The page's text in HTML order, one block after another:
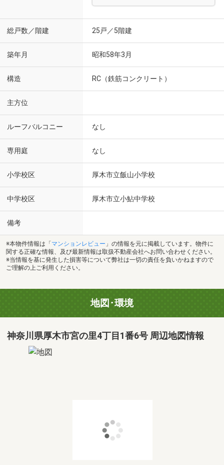
総戸数／階建 25戸／5階建
築年月 昭和58年3月
構造 RC（鉄筋コンクリート）
主方位
ルーフバルコニー なし
専用庭 なし
小学校区 厚木市立飯山小学校
中学校区 厚木市立小鮎中学校
備考
※本物件情報は「 マンションレビュー 」の情報を元に掲載しています。物件に
関する正確な情報、及び最新情報は取扱不動産会社へお問い合わせください。
※当情報を基に発生した損害等について弊社は一切の責任を負いかねますので
ご理解の上ご利用ください。
地図･環境
神奈川県厚木市宮の里4丁目1番6号 周辺地図情報